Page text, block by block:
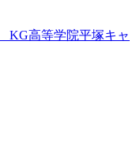
KG高等学院平塚キャ